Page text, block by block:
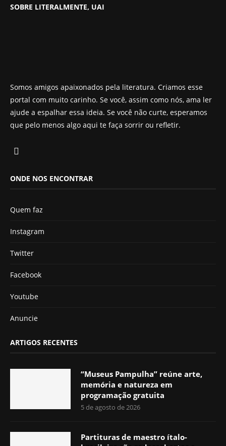
SOBRE LITERALMENTE, UAI
Somos amigos apaixonados pela literatura. Criamos esse
portal com muito carinho. Se você, assim como nós, ama ler
ajude a espalhar essa ideia. Se você não curte, esperamos
que pelo menos algo aqui te faça sorrir ou refletir.
ONDE NOS ENCONTRAR
Quem faz
Instagram
Twitter
Facebook
Youtube
Anuncie
ARTIGOS RECENTES
“Museus Pampulha” reúne arte,
memória e natureza em
programação gratuita
5 de agosto de 2026
Partituras de maestro ítalo-